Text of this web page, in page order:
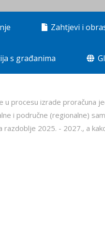
Zahtjevi i
s građanima
procesu izrade proračuna
i područne (regionalne)
2025. - 2027., a